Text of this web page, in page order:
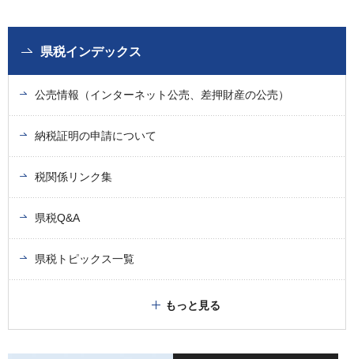
県税インデックス
公売情報（インターネット公売、差押財産の公売）
納税証明の申請について
税関係リンク集
県税Q&A
県税トピックス一覧
もっと見る